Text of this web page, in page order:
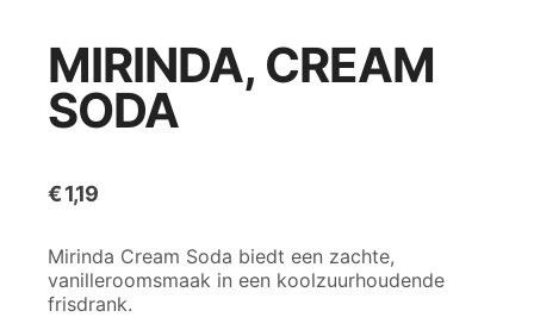
MIRINDA, CREAM
SODA
€1,19
Mirinda Cream Soda biedt een zachte,
vanilleroomsmaak in een koolzuurhoudende
frisdrank.